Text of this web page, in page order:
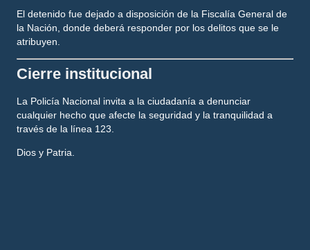
El detenido fue dejado a disposición de la Fiscalía General de
la Nación , donde deberá responder por los delitos que se le
atribuyen.
Cierre institucional
La Policía Nacional invita a la ciudadanía a denunciar
cualquier hecho que afecte la seguridad y la tranquilidad a
través de la línea 123.
Dios y Patria.